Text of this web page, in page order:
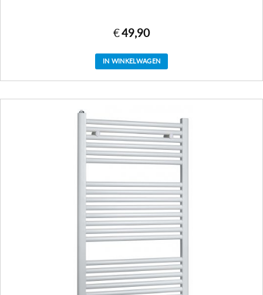
€49,90
IN WINKELWAGEN